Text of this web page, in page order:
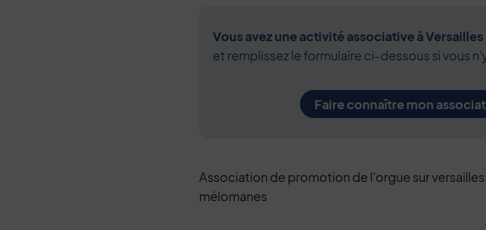
Vous avez une activité associative à
et remplissez le formulaire ci-dessous si vous
Faire connaître mon
Association de promotion de l'orgue sur
mélomanes